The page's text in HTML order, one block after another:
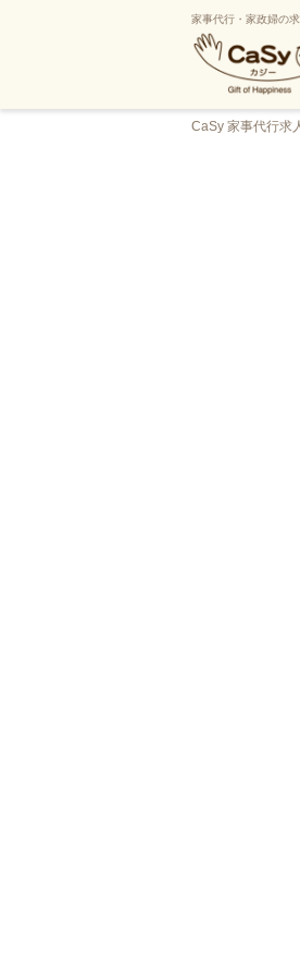
家事代行・家政婦の
CaSy 家事代行求